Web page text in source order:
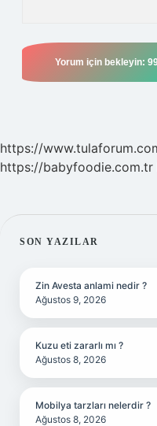
https://
https://babyfoodie.com.tr
SIDEBAR
SON YAZILAR
Zin Avesta anlami nedir ?
Ağustos 9, 2026
Kuzu eti zararlı mı ?
Ağustos 8, 2026
Mobilya tarzları nelerdir ?
Ağustos 8, 2026